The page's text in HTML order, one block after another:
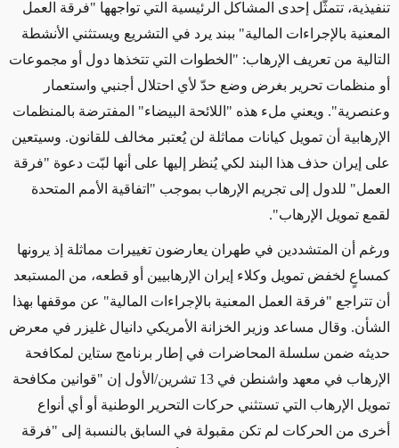
تنفيذية، تتمثّل إحدى المشاكل الرئيسية التي تواجهها "فرقة العمل
المعنية بالإجراءات المالية" ببند يرد في التشريع ويستثني الأنشطة
التالية من تعريف الإرهاب: "الخطوات التي تتخذها دول أو مجموعات
أو منظمات تحرير بغرض وضع حدّ لأي احتلال أجنبي واستعمار
وعنصرية". ويعني ملء هذه "اللائحة البيضاء" المفترضة بالمنظمات
الإرهابية أن تمويل كيانات مماثلة لن يُعتبر مخالف للقانون. وسيتعين
على إيران حذف هذا البند لكي يُنظر إليها على أنها لبّت دعوة "فرقة
العمل" للدول إلى تجريم الإرهاب بموجب "اتفاقية الأمم المتحدة
لقمع تمويل الإرهاب".
ورغم أن المتشددين في طهران يعارضون تغييرات مماثلة إذ يرونها
كمساعٍ لخفض تمويل وكلاء إيران الإرهابيين أو قطعه، من المستبعد
أن تتراجع "فرقة العمل المعنية بالإجراءات المالية" عن موقفها بهذا
الشأن. وقال مساعد وزير الخزانة الأمريكي دانيال غليزر في معرض
حديثه ضمن سلسلة المحاضرات في إطار برنامج ستاين لمكافحة
الإرهاب في معهد واشنطن في 13 تشرين/الأول إن "قوانين مكافحة
تمويل الإرهاب التي تستثني حركات التحرير الوطنية أو أي أنواع
أخرى من الحركات لم تكن مقبولة في السابق بالنسبة إلى "فرقة